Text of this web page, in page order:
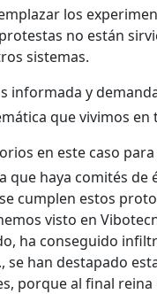
los
no están
sistemas.
informada y
que vivimos en
en este caso
que haya comités de
cumplen estos
visto en
ha conseguido
han destapado
porque al final